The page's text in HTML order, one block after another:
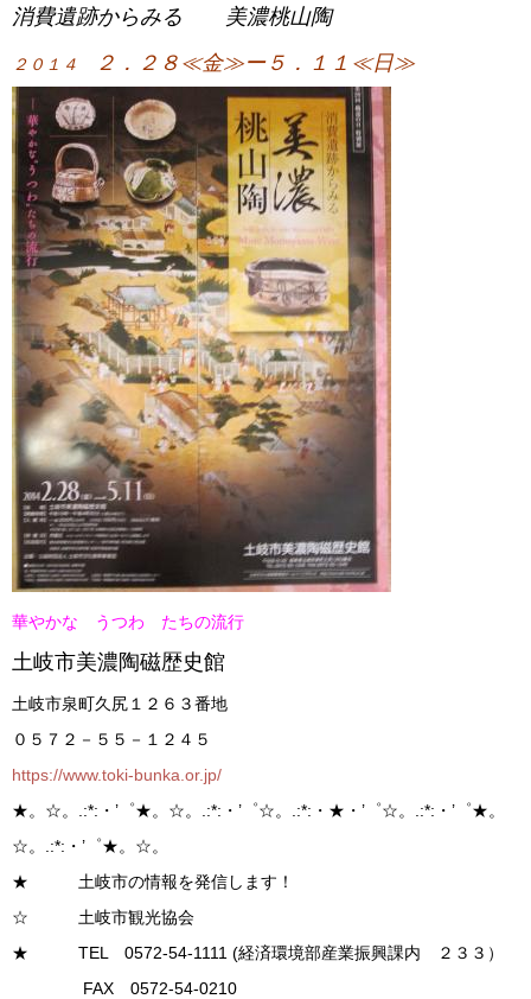
消費遺跡からみる 美濃桃山陶
２０１４ ２．２８≪金≫ー５．１１≪日≫
華やかな うつわ たちの流行
土岐市美濃陶磁歴史館
土岐市泉町久尻１２６３番地
０５７２－５５－１２４５
https://www.toki-bunka.or.jp/
★。☆。.:*:・’゜★。☆。.:*:・’゜☆。.:*:・★・’゜☆。.:*:・’゜★。
☆。.:*:・’゜★。☆。
★ 土岐市の情報を発信します！
☆ 土岐市観光協会
★ TEL 0572-54-1111 (経済環境部産業振興課内 ２３３）
FAX 0572-54-0210